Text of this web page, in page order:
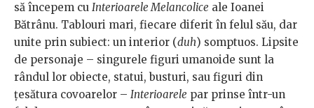
să începem cu Interioarele Melancolice ale Ioanei
Bătrânu. Tablouri mari, fiecare diferit în felul său, dar
unite prin subiect: un interior (duh) somptuos. Lipsite
de personaje – singurele figuri umanoide sunt la
rândul lor obiecte, statui, busturi, sau figuri din
țesătura covoarelor – Interioarele par prinse într-un